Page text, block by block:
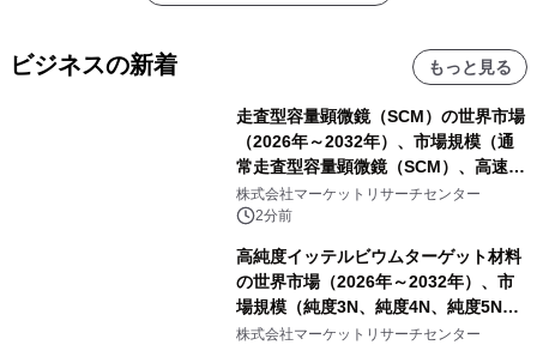
ビジネスの新着 もっと見る
走査型容量顕微鏡（SCM）の世界市場
（2026年～2032年）、市場規模（通
常走査型容量顕微鏡（SCM）、高速走
査型容量顕微鏡（SCM））・分析レポ
ートを発表
株式会社マーケットリサーチセンター
2分前
高純度イッテルビウムターゲット材料
の世界市場（2026年～2032年）、市
場規模（純度3N、純度4N、純度5N、
その他）・分析レポートを発表
株式会社マーケットリサーチセンター